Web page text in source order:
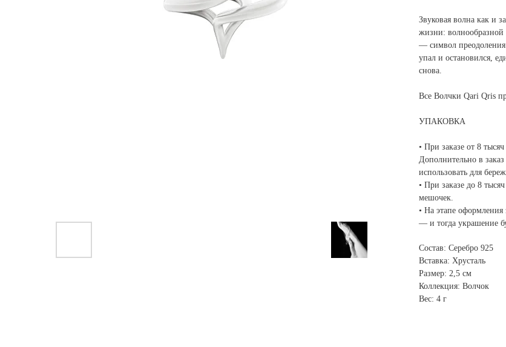
Звуковая волна как и
жизни:
— символ преодоления
упал и остановился,
снова.
Все Волчки Qari Qris
УПАКОВКА
• При заказе от 8
Дополнительно в
использовать для
• При заказе до 8
мешочек.
• На этапе
— и тогда украшение
Состав: Серебро 925
Вставка: Хрусталь
Размер: 2,5 см
Коллекция: Волчок
Вес: 4 г